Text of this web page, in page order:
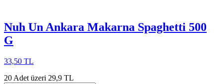
Nuh Un Ankara Makarna Spaghetti 500
G
33,50 TL
20 Adet üzeri 29,9 TL